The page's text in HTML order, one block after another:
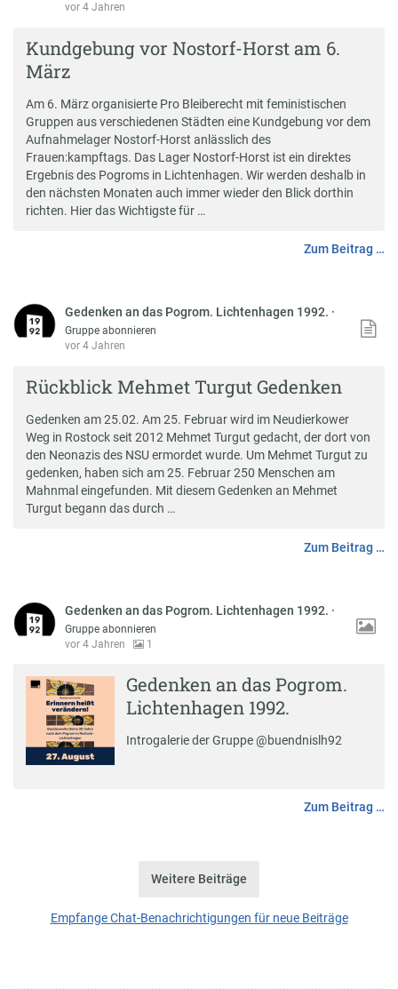
vor 4 Jahren
Kundgebung vor Nostorf-Horst am 6.
März
Am 6. März organisierte Pro Bleiberecht mit feministischen
Gruppen aus verschiedenen Städten eine Kundgebung vor dem
Aufnahmelager Nostorf-Horst anlässlich des
Frauen:kampftags. Das Lager Nostorf-Horst ist ein direktes
Ergebnis des Pogroms in Lichtenhagen. Wir werden deshalb in
den nächsten Monaten auch immer wieder den Blick dorthin
richten. Hier das Wichtigste für …
Zum Beitrag …
Gedenken an das Pogrom. Lichtenhagen 1992. ·
Gruppe abonnieren
vor 4 Jahren
Rückblick Mehmet Turgut Gedenken
Gedenken am 25.02. Am 25. Februar wird im Neudierkower
Weg in Rostock seit 2012 Mehmet Turgut gedacht, der dort von
den Neonazis des NSU ermordet wurde. Um Mehmet Turgut zu
gedenken, haben sich am 25. Februar 250 Menschen am
Mahnmal eingefunden. Mit diesem Gedenken an Mehmet
Turgut begann das durch …
Zum Beitrag …
Gedenken an das Pogrom. Lichtenhagen 1992. ·
Gruppe abonnieren
vor 4 Jahren
1
Gedenken an das Pogrom.
Lichtenhagen 1992.
Introgalerie der Gruppe @buendnislh92
Zum Beitrag …
Weitere Beiträge
Empfange Chat-Benachrichtigungen für neue Beiträge